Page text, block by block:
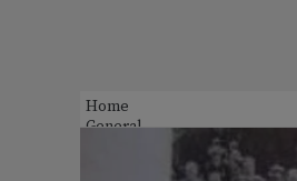
Home
General